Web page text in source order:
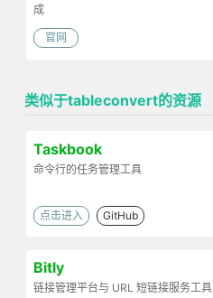
成
官网
类似于tableconvert的资源
Taskbook
命令行的任务管理工具
点击进入 GitHub
Bitly
链接管理平台与 URL 短链接服务工具